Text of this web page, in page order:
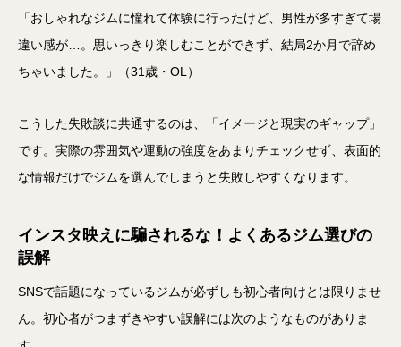
「おしゃれなジムに憧れて体験に行ったけど、男性が多すぎて場
違い感が…。思いっきり楽しむことができず、結局2か月で辞め
ちゃいました。」（31歳・OL）
こうした失敗談に共通するのは、「イメージと現実のギャップ」
です。実際の雰囲気や運動の強度をあまりチェックせず、表面的
な情報だけでジムを選んでしまうと失敗しやすくなります。
インスタ映えに騙されるな！よくあるジム選びの
誤解
SNSで話題になっているジムが必ずしも初心者向けとは限りませ
ん。初心者がつまずきやすい誤解には次のようなものがありま